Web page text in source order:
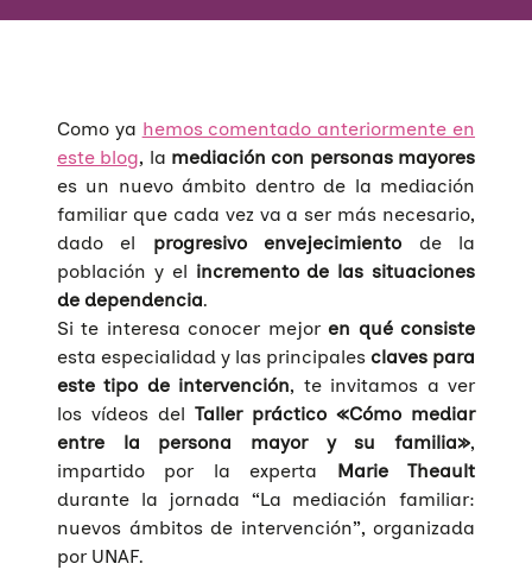
Como ya hemos comentado anteriormente en
este blog, la mediación con personas mayores
es un nuevo ámbito dentro de la mediación
familiar que cada vez va a ser más necesario,
dado el progresivo envejecimiento de la
población y el incremento de las situaciones
de dependencia.
Si te interesa conocer mejoren qué consiste
esta especialidad y las principales claves para
este tipo de intervención, te invitamos a ver
los vídeos del Taller práctico «Cómo mediar
entre la persona mayor y su familia»,
impartido por la experta Marie Theault
durante la jornada “La mediación familiar:
nuevos ámbitos de intervención”, organizada
por UNAF.